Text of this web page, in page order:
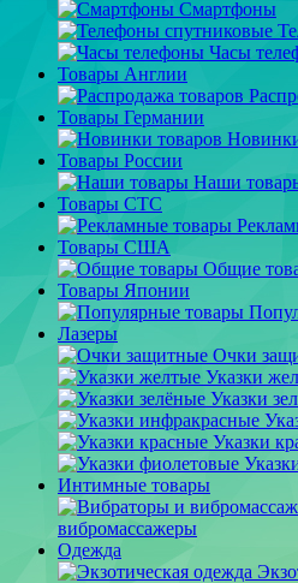
Смартфоны
Часы
Товары Англии
Товары Германии
Товары России
Наши
Товары СТС
Товары США
Общие
Товары Японии
Лазеры
Очки
Указки
Указки
Указки
Интимные товары
вибромассажеры
Одежда